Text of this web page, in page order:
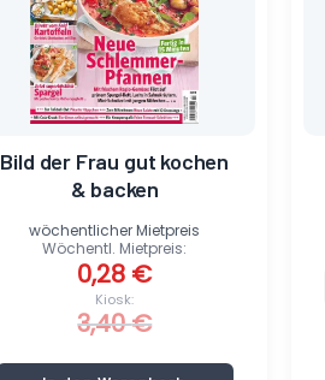
Bild der Frau gut kochen
& backen
Kiosk:
3,40€
Wöchentl. Mietpreis:
0,28 €
wöchentlicher Mietpreis